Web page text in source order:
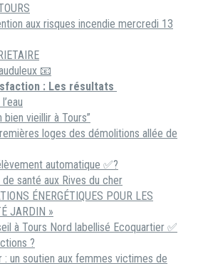
aux risques incendie mercredi 13
📧
: Les résultats
bien vieillir à Tours”
loges des démolitions allée de
automatique ✅?
santé aux Rives du cher
ÉNERGÉTIQUES POUR LES
JARDIN »
à Tours Nord labellisé Ecoquartier ✅
?
: un soutien aux femmes victimes de